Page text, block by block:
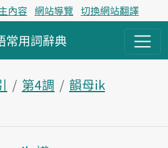
內容 網站導覽 切換網站翻譯
常用詞辭典
第4調
韻母ik